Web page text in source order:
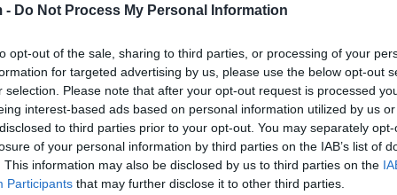
- Do Not Process My Personal Information
opt-out of the sale, sharing to third parties, or processing of your
for targeted advertising by us, please use the below opt-out
selection. Please note that after your opt-out request is processed
interest-based ads based on personal information utilized by us
to third parties prior to your opt-out. You may separately
of your personal information by third parties on the IAB’s list of
This information may also be disclosed by us to third parties on the
Participants that may further disclose it to other third parties.
jeni duke lëvizur shumë, një gjë që ju ndihmon
i një aeroplani. Nëse merrni një autobus,
të kapni sediljen e pasagjerit para.
në sediljen e pasme që e bën horizontin të
të përzierje pikërisht sepse janë vazhdimisht në
i sinkronizuar me veshët e tyre,” thotë ai.